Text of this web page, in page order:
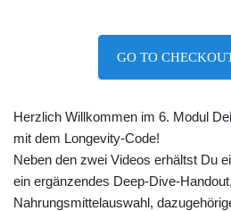
GO TO
Herzlich Willkommen im 6. Modul
mit dem Longevity-Code!
Neben den zwei Videos erhältst Du
ein ergänzendes Deep-Dive-
Nahrungsmittelauswahl,